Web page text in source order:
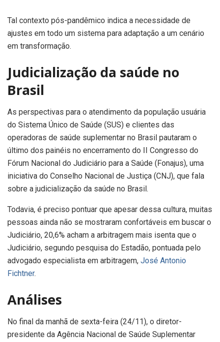
Tal contexto pós-pandêmico indica a necessidade de
ajustes em todo um sistema para adaptação a um cenário
em transformação.
Judicialização da saúde no
Brasil
As perspectivas para o atendimento da população usuária
do Sistema Único de Saúde (SUS) e clientes das
operadoras de saúde suplementar no Brasil pautaram o
último dos painéis no encerramento do II Congresso do
Fórum Nacional do Judiciário para a Saúde (Fonajus), uma
iniciativa do Conselho Nacional de Justiça (CNJ), que fala
sobre a judicialização da saúde no Brasil.
Todavia, é preciso pontuar que apesar dessa cultura, muitas
pessoas ainda não se mostraram confortáveis em buscar o
Judiciário, 20,6% acham a arbitragem mais isenta que o
Judiciário, segundo pesquisa do Estadão, pontuada pelo
advogado especialista em arbitragem, José Antonio
Fichtner.
Análises
No final da manhã de sexta-feira (24/11), o diretor-
presidente da Agência Nacional de Saúde Suplementar